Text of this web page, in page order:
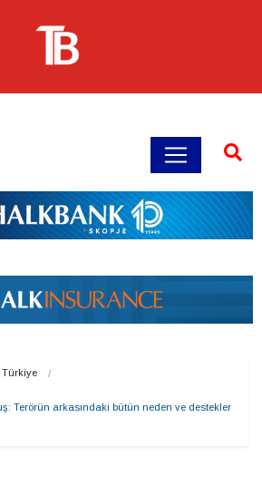
Türkiye
Terörün arkasındaki bütün neden ve destekler